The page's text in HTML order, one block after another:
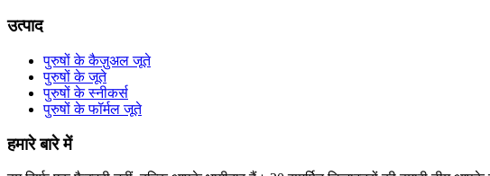
उत्पाद
पुरुषों के कैज़ुअल जूते
पुरुषों के जूते
पुरुषों के स्नीकर्स
पुरुषों के फॉर्मल जूते
हमारे बारे में